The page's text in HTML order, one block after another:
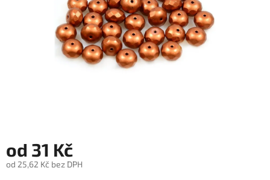
od 31 Kč
od 25,62 Kč bez DPH